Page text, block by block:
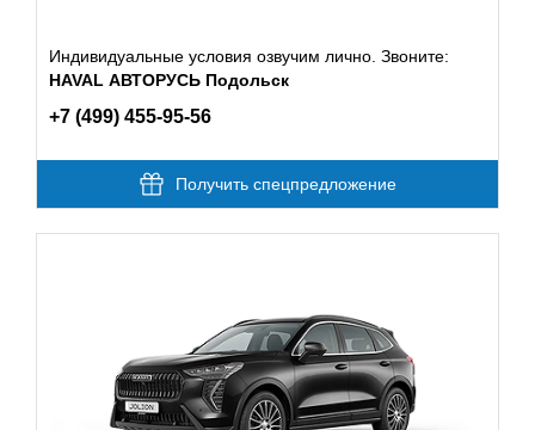
Индивидуальные условия озвучим лично. Звоните:
HAVAL АВТОРУСЬ Подольск
+7 (499) 455-95-56
Получить спецпредложение